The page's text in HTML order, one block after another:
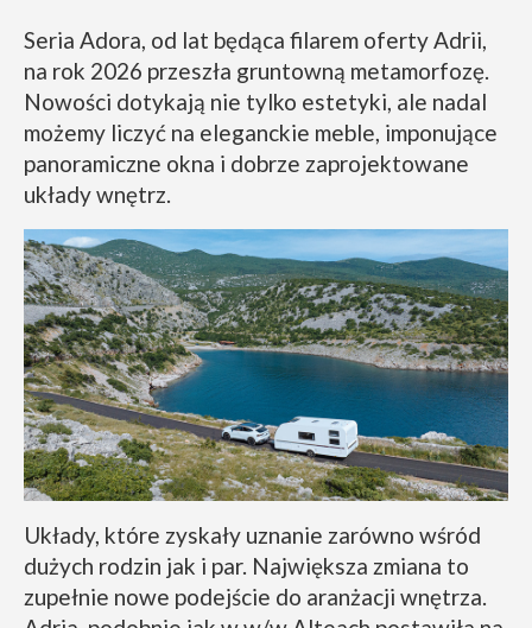
Seria Adora, od lat będąca filarem oferty Adrii,
na rok 2026 przeszła gruntowną metamorfozę.
Nowości dotykają nie tylko estetyki, ale nadal
możemy liczyć na eleganckie meble, imponujące
panoramiczne okna i dobrze zaprojektowane
układy wnętrz.
Układy, które zyskały uznanie zarówno wśród
dużych rodzin jak i par. Największa zmiana to
zupełnie nowe podejście do aranżacji wnętrza.